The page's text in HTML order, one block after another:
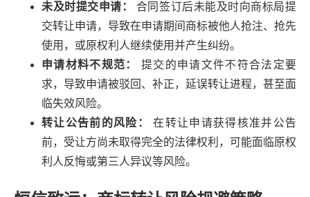
未及时提交申请：
合同签订后未能及时向商标局提
交转让申请，导致在申请期间商标被他人抢注、抢先
使用，或原权利人继续使用并产生纠纷。
申请材料不规范：
提交的申请文件不符合法定要
求，导致申请被驳回、补正，延误转让进程，甚至面
临失效风险。
转让公告前的风险：
在转让申请获得核准并公告
前，受让方尚未取得完全的法律权利，可能面临原权
利人反悔或第三人异议等风险。